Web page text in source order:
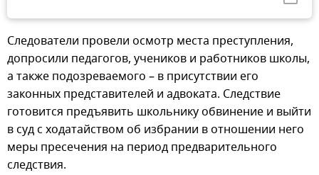
Следователи провели осмотр места преступления,
допросили педагогов, учеников и работников школы,
а также подозреваемого – в присутствии его
законных представителей и адвоката. Следствие
готовится предъявить школьнику обвинение и выйти
в суд с ходатайством об избрании в отношении него
меры пресечения на период предварительного
следствия.